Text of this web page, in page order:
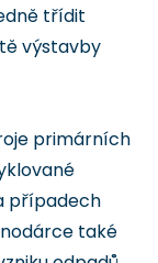
třídit
výstavby
primárních
případech
také